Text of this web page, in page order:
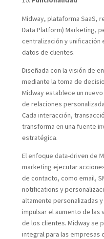
Midway, plataforma SaaS,
Data Platform) Marketing,
centralización y unificación
datos de clientes.
Diseñada con la visión de
mediante la toma de
Midway establece un
de relaciones
Cada interacción,
transforma en una fuente
estratégica.
El enfoque data-driven de
marketing ejecutar
de contacto, como email,
notifications y
altamente personalizadas
impulsar el aumento de las
de los clientes. Midway se
integral para las empresas